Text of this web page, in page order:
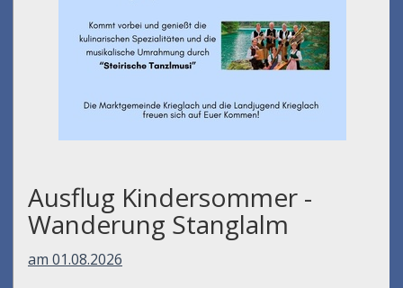
Ausflug Kindersommer -
Wanderung Stanglalm
am 01.08.2026